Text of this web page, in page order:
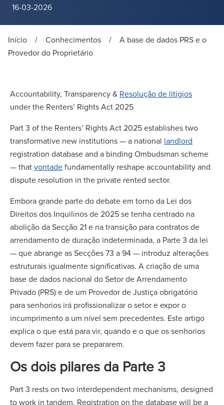
16-03-2026
Início / Conhecimentos /
A base de dados PRS e o
Provedor do Proprietário
Accountability, Transparency & Resolução de litígios
under the Renters’ Rights Act 2025
Part 3 of the Renters’ Rights Act 2025 establishes two
transformative new institutions — a national landlord
registration database and a binding Ombudsman scheme
— thatvontadefundamentally reshape accountability and
dispute resolution in the private rented sector.
Embora grande parte do debate em torno da Lei dos
Direitos dos Inquilinos de 2025 se tenha centrado na
abolição da Secção 21 e na transição para contratos de
arrendamento de duração indeterminada, a Parte 3 da lei
— que abrange as Secções 73 a 94 — introduz alterações
estruturais igualmente significativas. A criação de uma
base de dados nacional do Setor de Arrendamento
Privado (PRS) e de um Provedor de Justiça obrigatório
para senhorios irá profissionalizar o setor e expor o
incumprimento a um nível sem precedentes. Este artigo
explica o que está para vir, quando e o que os senhorios
devem fazer para se prepararem.
Os dois pilares da Parte 3
Part 3 rests on two interdependent mechanisms, designed
to work in tandem. Registration on the database will be a